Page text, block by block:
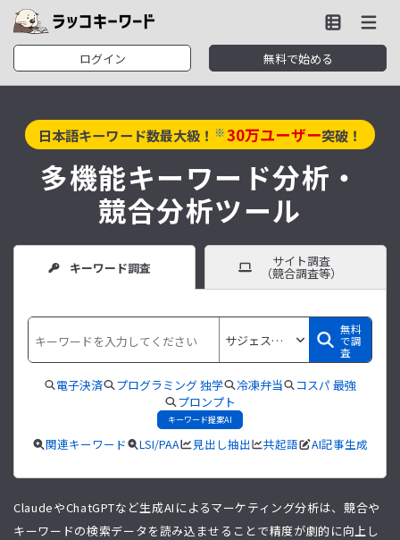
ログイン 無料で始める
日本語キーワード数最大級！ ※30万ユーザー突破！
多機能キーワード分析・
競合分析ツール
キーワード調査 サイト調査
（競合調査等）
無料
で調
査
電子決済 プログラミング 独学 冷凍弁当
コスパ 最強
プロンプト
キーワード提案AI
関連キーワード LSI/PAA 見出し抽出 共起語 AI記事生成
ClaudeやChatGPTなど生成AIによるマーケティング分析は、競合や
キーワードの検索データを読み込ませることで精度が劇的に向上し